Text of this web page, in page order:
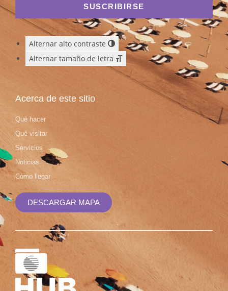
SUSCRIBIRSE
Alternar alto contraste
Alternar tamaño de letra
Acerca de este sitio
Qué hacer
Qué visitar
Servicios
Noticias
Cómo llegar
DESCARGAR MAPA